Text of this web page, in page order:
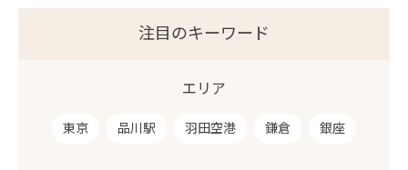
注目のキーワード
エリア
東京 品川駅 羽田空港 鎌倉 銀座